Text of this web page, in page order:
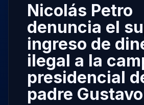
Nicolás Petro
denuncia el
ingreso de
ilegal a la
presidencial
padre